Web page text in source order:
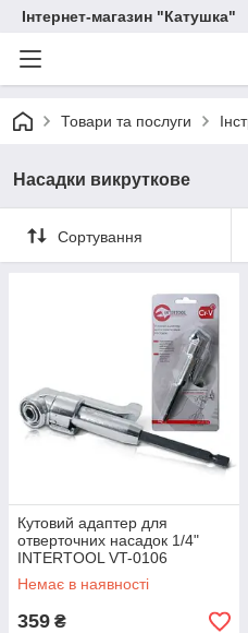
Інтернет-магазин "Катушка"
Товари та послуги
Насадки викруткове
Сортування
Кутовий адаптер для
отверточних насадок 1/4"
INTERTOOL VT-0106
Немає в наявності
359 ₴